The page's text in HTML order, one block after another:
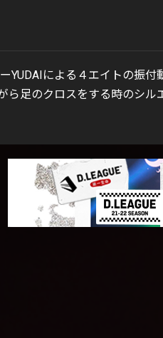
YUDAIによる４エイトの振付
ら足のクロスをする時のシ